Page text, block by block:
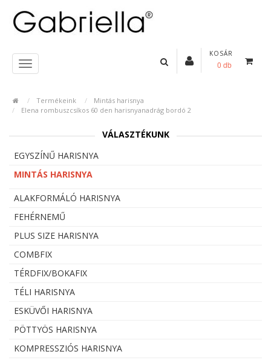
KOSÁR
0 db
Termékeink
Mintás harisnya
Elena rombuszcsíkos 60 den harisnyanadrág bordó 2
VÁLASZTÉKUNK
EGYSZÍNŰ HARISNYA
MINTÁS HARISNYA
ALAKFORMÁLÓ HARISNYA
FEHÉRNEMŰ
PLUS SIZE HARISNYA
COMBFIX
TÉRDFIX/BOKAFIX
TÉLI HARISNYA
ESKÜVŐI HARISNYA
PÖTTYÖS HARISNYA
KOMPRESSZIÓS HARISNYA